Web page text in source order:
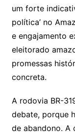
um forte
política’ no
e engajamento
eleitorado
promessas
concreta.
A rodovia BR-
debate, porque
de abandono. A